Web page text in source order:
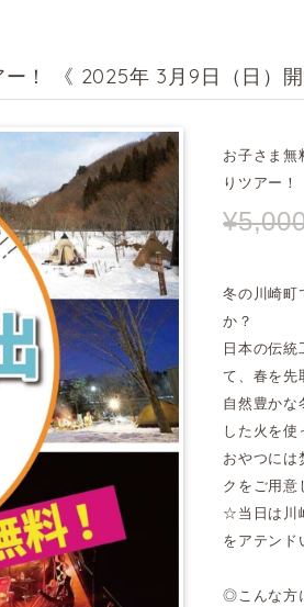
！ 《 2025年 3月9日（日）開
お子さま無
りツアー！
冬の川崎町
か？
日本の伝
て、春を先
自然豊かな
した火を使
おやつには
クをご用意
☆当日は川
をアテンド
◎こんな方